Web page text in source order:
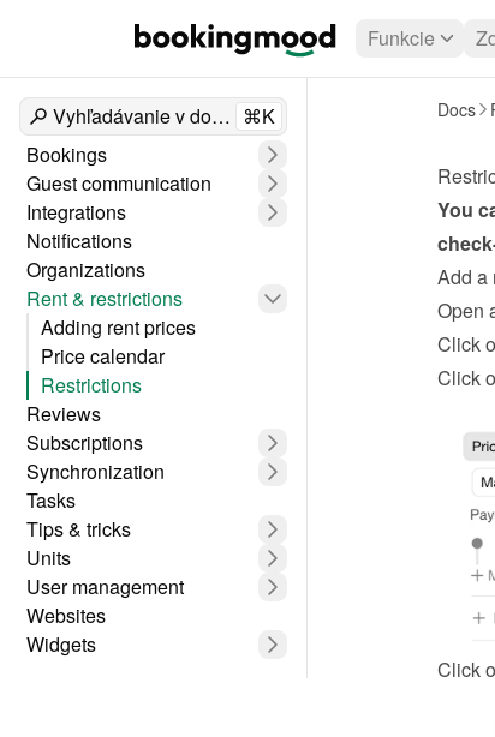
Funkcie
Vyhľadávanie v dokumentoch
⌘K
Bookings
Guest communication
Integrations
Notifications
Organizations
Rent & restrictions
Adding rent prices
Price calendar
Restrictions
Reviews
Subscriptions
Synchronization
Tasks
Tips & tricks
Units
User management
Websites
Widgets
Docs
You
Add a
Open
Click
Click
Click